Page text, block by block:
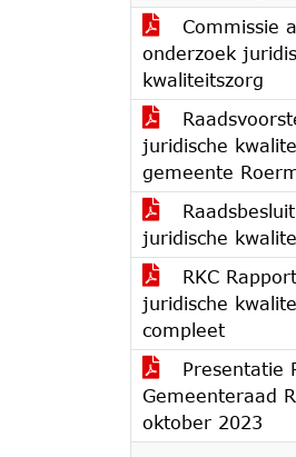
Commissie
onderzoek
kwaliteitszorg
juridische
gemeente
juridische
RKC
juridische
compleet
Presentatie
Gemeenteraad
oktober 2023